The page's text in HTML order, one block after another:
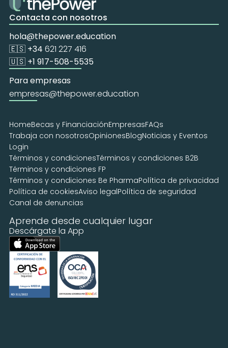
Contacta con nosotros
hola@thepower.education
🇪🇸 +34 621 227 416
🇺🇸 +1 917-508-5535
Para empresas
empresas@thepower.education
HomeBecas y FinanciaciónEmpresasFAQs
Trabaja con nosotrosOpinionesBlogNoticias y Eventos
Login
Términos y condicionesTérminos y condiciones B2B
Términos y condiciones FP
Términos y condiciones Be PharmaPolítica de privacidad
Política de cookiesAviso legalPolítica de seguridad
Canal de denuncias
Aprende desde cualquier lugar
Descárgate la App